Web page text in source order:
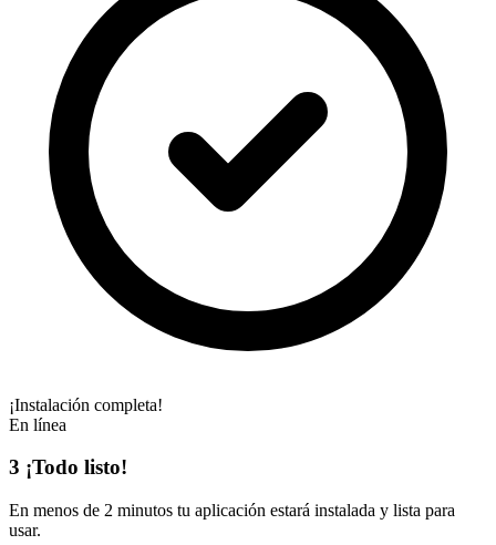
¡Instalación completa!
En línea
3 ¡Todo listo!
En menos de 2 minutos tu aplicación estará instalada y lista para
usar.